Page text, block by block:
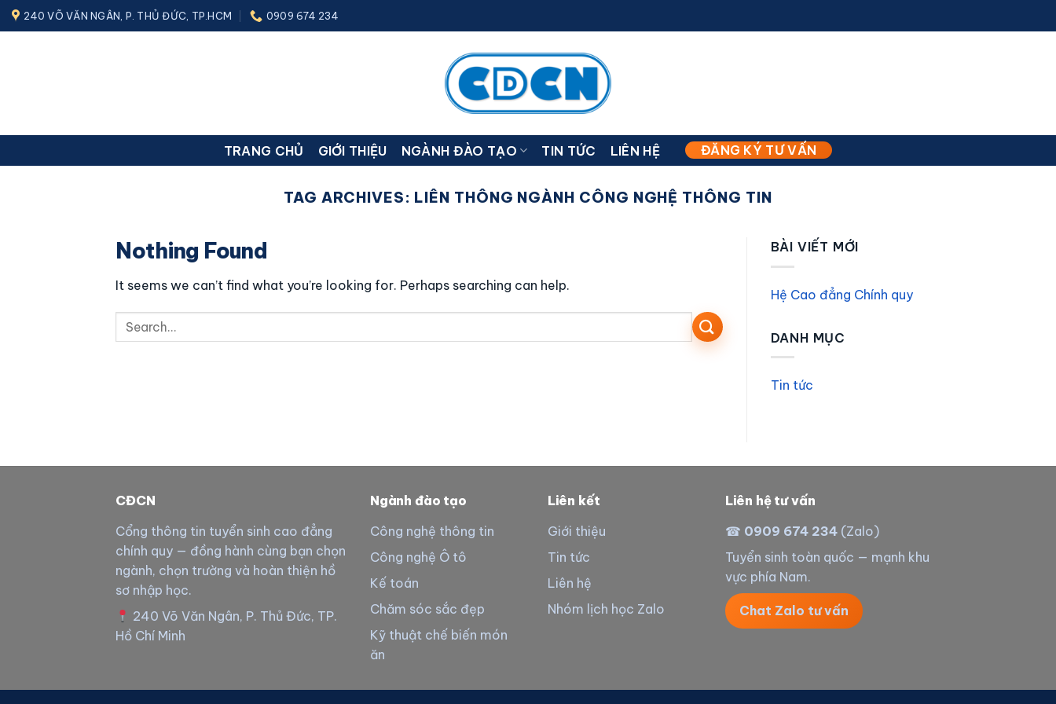
Skip
to
240 VÕ VĂN NGÂN, P. THỦ ĐỨC, TP.HCM 0909 674 234
TRANG CHỦ GIỚI THIỆU NGÀNH ĐÀO TẠO TIN TỨC LIÊN HỆ ĐĂNG KÝ TƯ VẤN
TAG ARCHIVES: LIÊN THÔNG NGÀNH CÔNG NGHỆ THÔNG TIN
Nothing Found
It seems we can’t find what you’re looking for. Perhaps searching can help.
BÀI VIẾT MỚI
Hệ Cao đẳng Chính quy
DANH MỤC
Tin tức
CĐCN
Cổng thông tin tuyển sinh cao đẳng
chính quy — đồng hành cùng bạn chọn
ngành, chọn trường và hoàn thiện hồ
sơ nhập học.
240 Võ Văn Ngân, P. Thủ Đức, TP.
Hồ Chí Minh
Ngành đào tạo
Công nghệ thông tin
Công nghệ Ô tô
Kế toán
Chăm sóc sắc đẹp
Kỹ thuật chế biến món
ăn
Liên kết
Giới thiệu
Tin tức
Liên hệ
Nhóm lịch học Zalo
Liên hệ tư vấn
☎ 0909 674 234(Zalo)
Tuyển sinh toàn quốc — mạnh khu
vực phía Nam.
Chat Zalo tư vấn